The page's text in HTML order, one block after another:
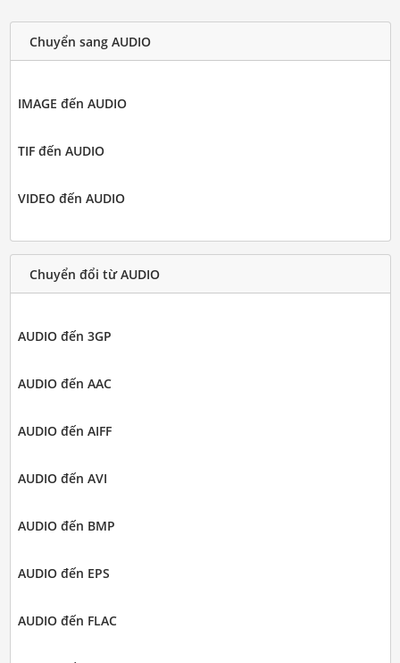
Chuyển sang AUDIO
IMAGE đến AUDIO
TIF đến AUDIO
VIDEO đến AUDIO
Chuyển đổi từ AUDIO
AUDIO đến 3GP
AUDIO đến AAC
AUDIO đến AIFF
AUDIO đến AVI
AUDIO đến BMP
AUDIO đến EPS
AUDIO đến FLAC